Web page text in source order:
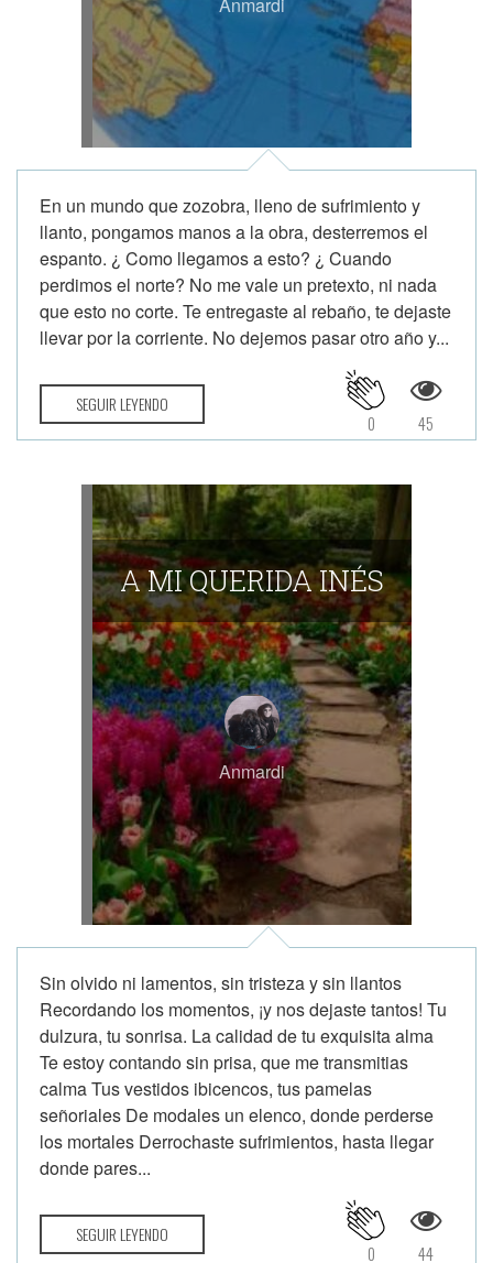
En un mundo que zozobra, lleno de sufrimiento y
llanto, pongamos manos a la obra, desterremos el
espanto. ¿ Como llegamos a esto? ¿ Cuando
perdimos el norte? No me vale un pretexto, ni nada
que esto no corte. Te entregaste al rebaño, te dejaste
llevar por la corriente. No dejemos pasar otro año y...
SEGUIR LEYENDO
45
0
A MI QUERIDA INÉS
Anmardi
Sin olvido ni lamentos, sin tristeza y sin llantos
Recordando los momentos, ¡y nos dejaste tantos! Tu
dulzura, tu sonrisa. La calidad de tu exquisita alma
Te estoy contando sin prisa, que me transmitias
calma Tus vestidos ibicencos, tus pamelas
señoriales De modales un elenco, donde perderse
los mortales Derrochaste sufrimientos, hasta llegar
donde pares...
SEGUIR LEYENDO
44
0